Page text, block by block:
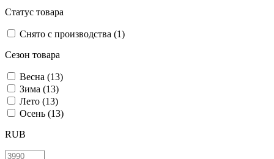
Статус товара
Снято с производства (1)
Сезон товара
Весна (13)
Зима (13)
Лето (13)
Осень (13)
RUB